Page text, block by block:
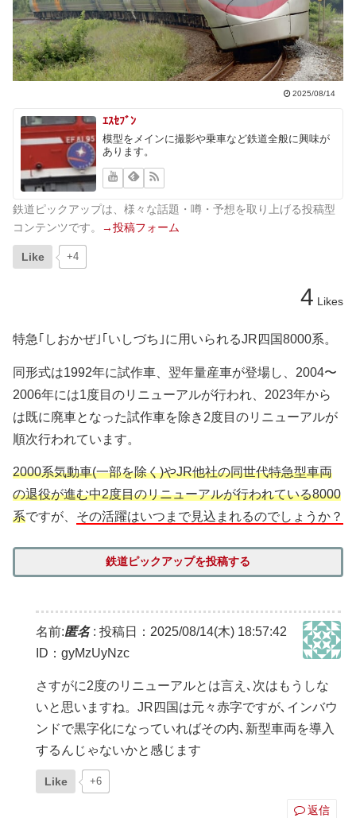
2025/08/14
ｴｽｾﾌﾞﾝ
模型をメインに撮影や乗車など鉄道全般に興味が
あります。
鉄道ピックアップは、様々な話題・噂・予想を取り上げる投稿型
コンテンツです。
→投稿フォーム
Like +4
4 Likes
特急｢しおかぜ｣｢いしづち｣に用いられるJR四国8000系。
同形式は1992年に試作車、翌年量産車が登場し、2004〜
2006年には1度目のリニューアルが行われ、2023年から
は既に廃車となった試作車を除き2度目のリニューアルが
順次行われています。
2000系気動車(一部を除く)やJR他社の同世代特急型車両
の退役が進む中2度目のリニューアルが行われている8000
系ですが、 その活躍はいつまで見込まれるのでしょうか？
鉄道ピックアップを投稿する
名前:匿名: 投稿日：2025/08/14(木) 18:57:42
ID：gyMzUyNzc
さすがに2度のリニューアルとは言え､次はもうしな
いと思いますね。JR四国は元々赤字ですが､インバウ
ンドで黒字化になっていればその内､新型車両を導入
するんじゃないかと感じます
Like +6
返信